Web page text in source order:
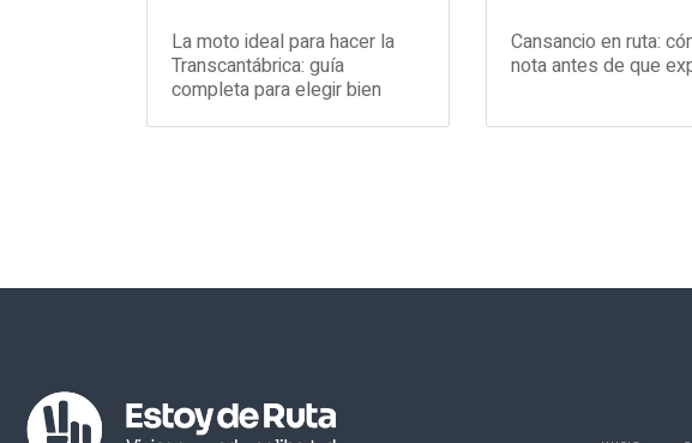
La moto ideal para hacer la
Transcantábrica: guía
completa para elegir bien
Cansancio en ruta:
nota antes de que